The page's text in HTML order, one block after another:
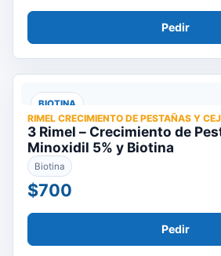
Pedir
BIOTINA
RIMEL CRECIMIENTO DE PESTAÑAS Y
3 Rimel – Crecimiento de
Minoxidil 5% y Biotina
Biotina
$700
Pedir